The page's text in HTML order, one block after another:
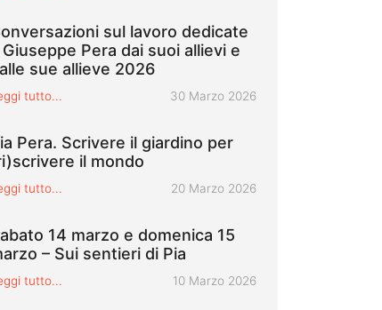
sul lavoro dedicate
Giuseppe Pera dai suoi allievi e
sue allieve 2026
tutto... Pubblicato il
30 Marzo 2026
Pera. Scrivere il giardino per
il mondo
tutto... Pubblicato il
20 Marzo 2026
14 marzo e domenica 15
– Sui sentieri di Pia
tutto... Pubblicato il
10 Marzo 2026